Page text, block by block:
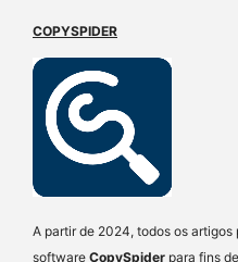
COPYSPIDER
A partir de 2024, todos os
software CopySpider para fins